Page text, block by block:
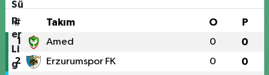
# Takım O P
1 Amed 0 0
2 Erzurumspor FK 0 0